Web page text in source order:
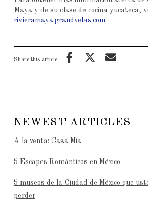
Maya y de su clase de cocina yucateca,
rivieramaya.grandvelas.com
Share this article
NEWEST ARTICLES
A la venta: Casa Mia
5 Escapes Románticos en México
5 museos de la Ciudad de México que
perder